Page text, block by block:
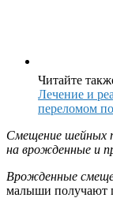
Читайте
Лечение и
переломом
Смещение шейных
на врожденные и
Врожденные
малыши получают